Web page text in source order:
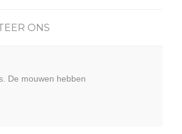
ONS
De mouwen hebben